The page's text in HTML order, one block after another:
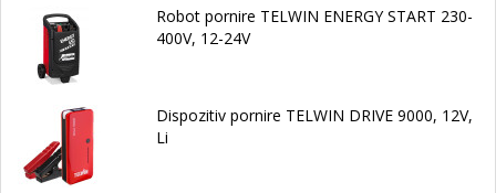
Robot pornire TELWIN ENERGY START 230-
400V, 12-24V
Dispozitiv pornire TELWIN DRIVE 9000, 12V,
Li